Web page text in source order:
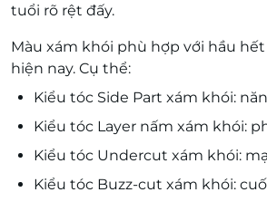
tuổi rõ rệt đấy.
Màu xám khói phù hợp với hầu
hiện nay. Cụ thể:
Kiểu tóc Side Part xám khói:
Kiểu tóc Layer nấm xám khói:
Kiểu tóc Undercut xám khói:
Kiểu tóc Buzz-cut xám khói: